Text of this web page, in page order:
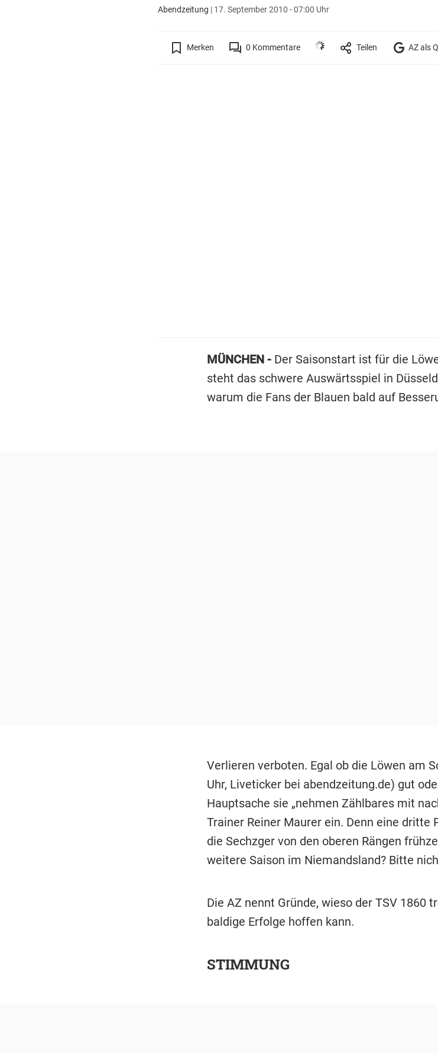
Abendzeitung | 17. September 2010 - 07:00 Uhr
Merken 0 Kommentare Teilen AZ als
MÜNCHEN - Der Saisonstart ist für die
steht das schwere Auswärtsspiel in
warum die Fans der Blauen bald auf
Verlieren verboten. Egal ob die Löwen am
Uhr, Liveticker bei abendzeitung.de) gut
Hauptsache sie „nehmen Zählbares mit
Trainer Reiner Maurer ein. Denn eine dritte
die Sechzger von den oberen Rängen
weitere Saison im Niemandsland? Bitte
Die AZ nennt Gründe, wieso der TSV 1860
baldige Erfolge hoffen kann.
STIMMUNG